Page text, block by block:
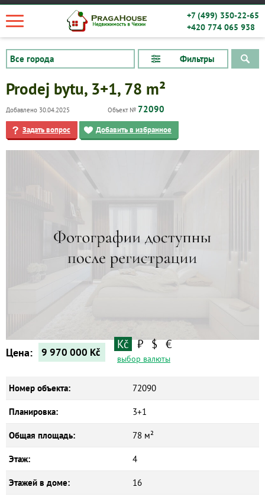
+7 (499) 350-22-65
+420 774 065 938
Фильтры
Квартиры
Prodej bytu, 3+1, 78 m²
Добавлено 30.04.2025 Объект № 72090
Задать вопрос Добавить в избранное
Цена: 9 970 000 Kč
Kč ₽ $ €
выбор валюты
Номер объекта: 72090
Планировка: 3+1
Общая площадь: 78 м²
Этаж: 4
Этажей в доме: 16